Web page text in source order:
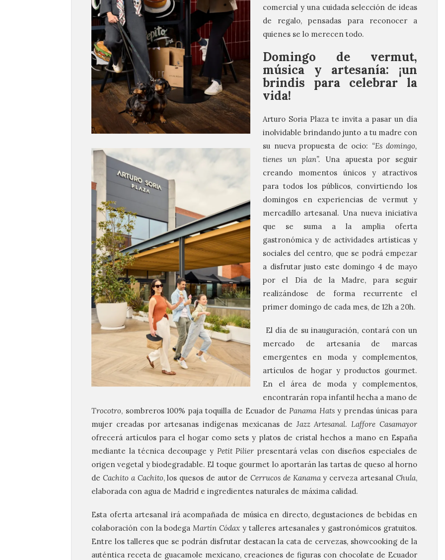
comercial y una cuidada selección de ideas
de regalo, pensadas para reconocer a
quienes se lo merecen todo.
Domingo de vermut,
música y artesanía: ¡un
brindis para celebrar la
vida!
Arturo Soria Plaza te invita a pasar un día
inolvidable brindando junto a tu madre con
su nueva propuesta de ocio: “Es domingo,
tienes un plan”. Una apuesta por seguir
creando momentos únicos y atractivos
para todos los públicos, convirtiendo los
domingos en experiencias de vermut y
mercadillo artesanal. Una nueva iniciativa
que se suma a la amplia oferta
gastronómica y de actividades artísticas y
sociales del centro, que se podrá empezar
a disfrutar justo este domingo 4 de mayo
por el Día de la Madre, para seguir
realizándose de forma recurrente el
primer domingo de cada mes, de 12h a 20h.
El día de su inauguración, contará con un
mercado de artesanía de marcas
emergentes en moda y complementos,
artículos de hogar y productos gourmet.
En el área de moda y complementos,
encontrarán ropa infantil hecha a mano de
Trocotro, sombreros 100% paja toquilla de Ecuador dePanama Hatsy prendas únicas para
mujer creadas por artesanas indígenas mexicanas de Jazz Artesanal.Laffore Casamayor
ofrecerá artículos para el hogar como sets y platos de cristal hechos a mano en España
mediante la técnica decoupage y Petit Pilier presentará velas con diseños especiales de
origen vegetal y biodegradable. El toque gourmet lo aportarán las tartas de queso al horno
de Cachito a Cachito, los quesos de autor de Cerrucos de Kanamay cerveza artesanalChula,
elaborada con agua de Madrid e ingredientes naturales de máxima calidad.
Esta oferta artesanal irá acompañada de música en directo, degustaciones de bebidas en
colaboración con la bodegaMartín Códax y talleres artesanales y gastronómicos gratuitos.
Entre los talleres que se podrán disfrutar destacan la cata de cervezas, showcooking de la
auténtica receta de guacamole mexicano, creaciones de figuras con chocolate de Ecuador